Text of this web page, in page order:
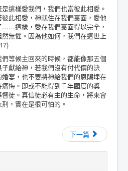
樣愛我們，我們也當彼此相愛。
此相愛，神就住在我們裏面，愛他
……這樣，愛在我們裏面得以完全，
無懼。因為他如何，我們在這世上
等候主回來的時候，都能像那五個
獻給神，若我們沒有付代價的決
宴，也不要將神給我們的恩賜埋在
悔。即或不能得到千年國度的獎
徒。真信徒必有主的生命，將來會
，實在是很可怕的。
下一篇